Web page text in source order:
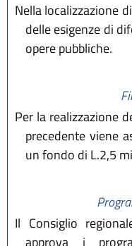
Nella localizzazione
delle esigenze di
opere pubbliche.
Per la realizzazione
precedente viene
un fondo di L.2,5
Il Consiglio
approva i